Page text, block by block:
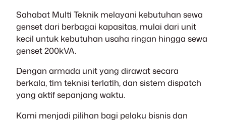
Sahabat Multi Teknik melayani kebutuhan sewa
genset dari berbagai kapasitas, mulai dari unit
kecil untuk kebutuhan usaha ringan hingga sewa
genset 200kVA.
Dengan armada unit yang dirawat secara
berkala, tim teknisi terlatih, dan sistem dispatch
yang aktif sepanjang waktu.
Kami menjadi pilihan bagi pelaku bisnis dan